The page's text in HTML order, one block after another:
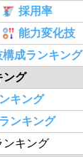
採用率
能力変化技
成ランキング
ング
キング
ンキング
ンキング